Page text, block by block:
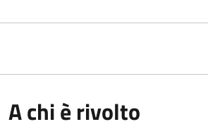
A chi è rivolto